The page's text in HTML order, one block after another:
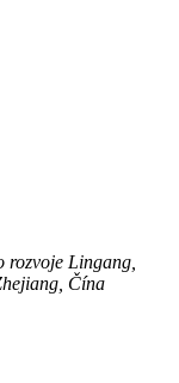
rozvoje Lingang,
Čína